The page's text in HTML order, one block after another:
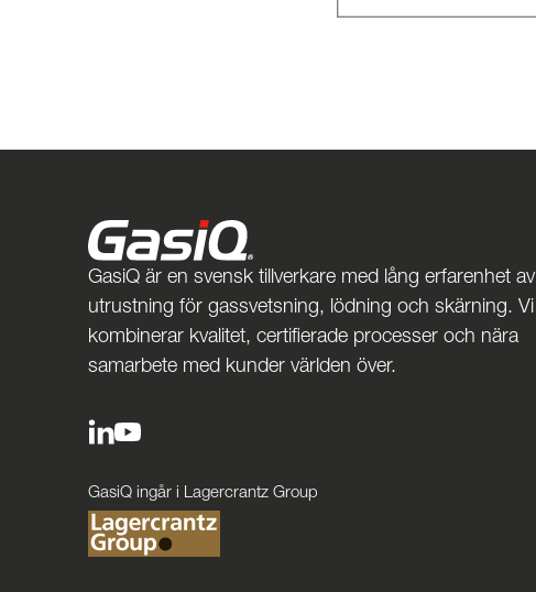
GasiQ är en svensk tillverkare med lång erfarenhet av
utrustning för gassvetsning, lödning och skärning. Vi
kombinerar kvalitet, certifierade processer och nära
samarbete med kunder världen över.
GasiQ ingår i Lagercrantz Group